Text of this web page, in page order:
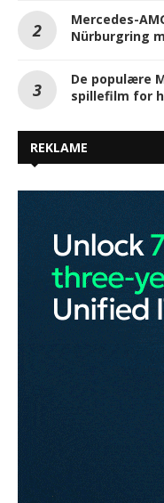
Mercedes-
Nürburgring
De populære
spillefilm for
REKLAME